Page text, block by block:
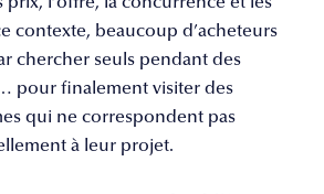
contexte, beaucoup d’acheteurs
chercher seuls pendant des
pour finalement visiter des
qui ne correspondent pas
à leur projet.